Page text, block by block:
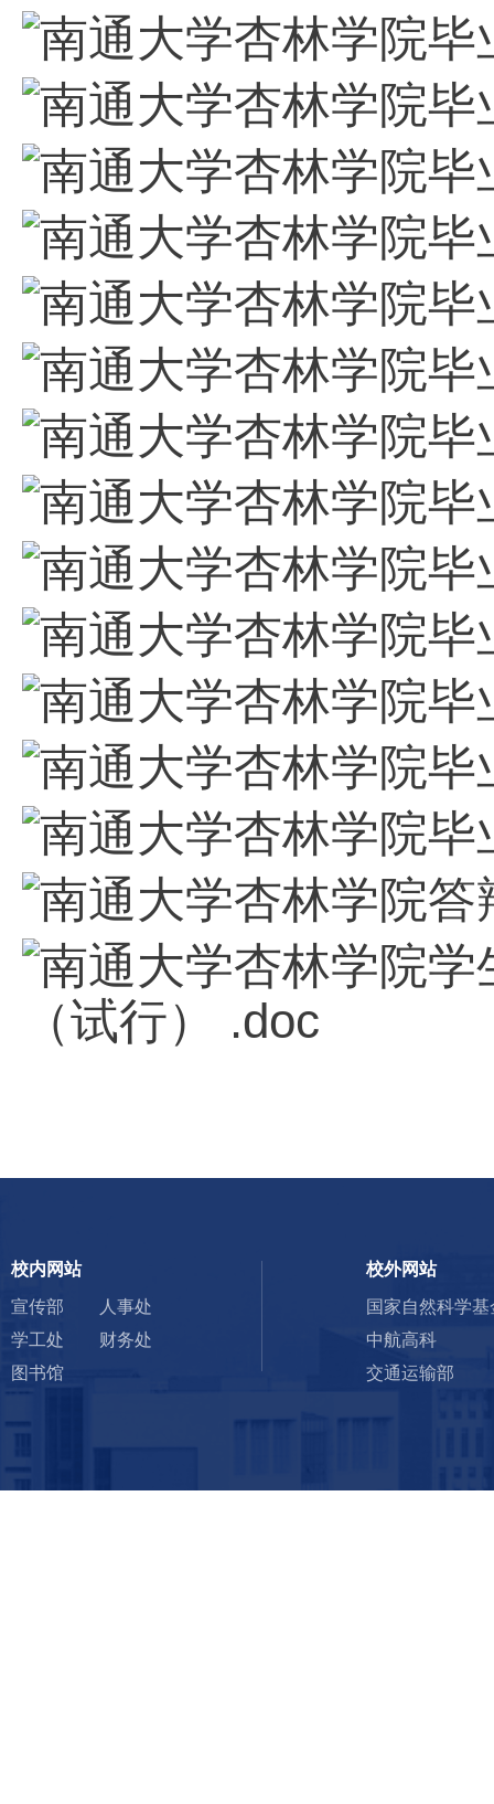
南通大学杏林学院
南通大学杏林学院
南通大学杏林学院
南通大学杏林学院
南通大学杏林学院
南通大学杏林学院
南通大学杏林学院
南通大学杏林学院
南通大学杏林学院
南通大学杏林学院
南通大学杏林学院
南通大学杏林学院毕
南通大学杏林学院
南通大学杏林学院答
南通大学杏林学院
（试行） .doc
校内网站
宣传部
人事处
学工处
财务处
图书馆
校外网站
国家自然科学
中航高科
交通运输部